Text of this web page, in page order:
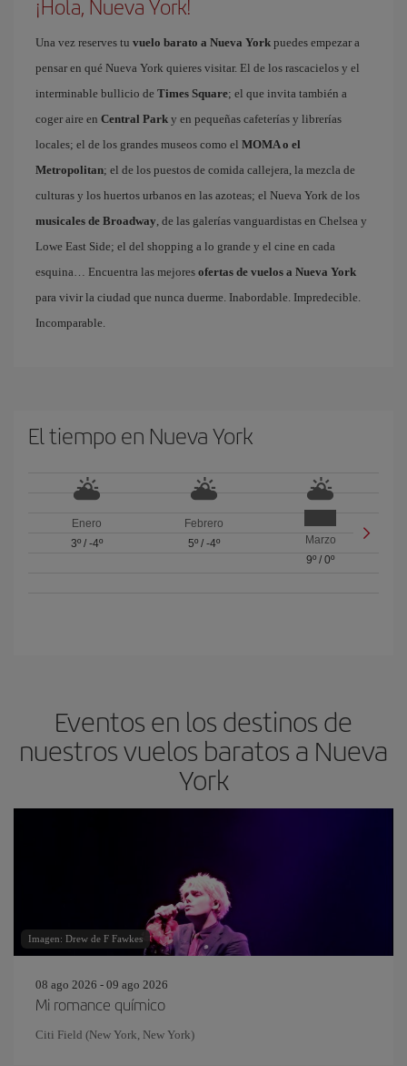
¡Hola, Nueva York!
Una vez reserves tu vuelo barato a Nueva York puedes empezar a
pensar en qué Nueva York quieres visitar. El de los rascacielos y el
interminable bullicio de Times Square; el que invita también a
coger aire en Central Park y en pequeñas cafeterías y librerías
locales; el de los grandes museos como el MOMA o el
Metropolitan; el de los puestos de comida callejera, la mezcla de
culturas y los huertos urbanos en las azoteas; el Nueva York de los
musicales de Broadway, de las galerías vanguardistas en Chelsea y
Lowe East Side; el del shopping a lo grande y el cine en cada
esquina… Encuentra las mejores ofertas de vuelos a Nueva York
para vivir la ciudad que nunca duerme. Inabordable. Impredecible.
Incomparable.
El tiempo en Nueva York
Enero
3º/ -4º
Febrero
5º/ -4º
Marzo
9º /0º
Eventos en los destinos de
nuestros vuelos baratos a Nueva
York
Imagen: Drew de F Fawkes
08 ago 2026 - 09 ago 2026
Mi romance químico
Citi Field (New York, New York)